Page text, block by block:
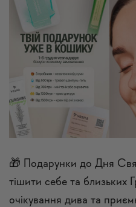
🎁 Подарунки до Дня
тішити себе та близьких
очікування дива та